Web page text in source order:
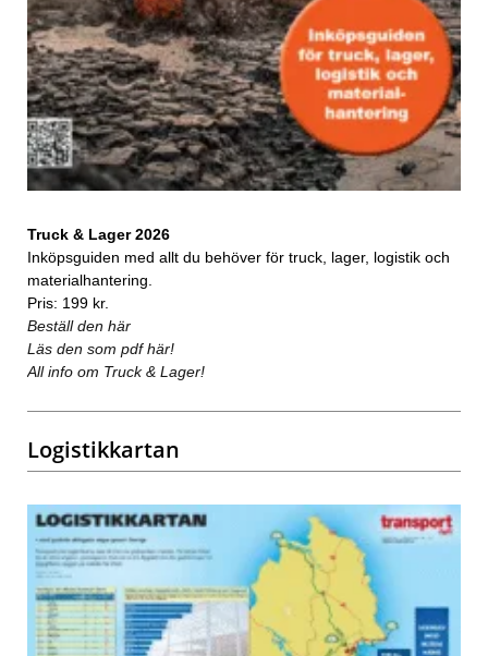
Truck & Lager 2026
Inköpsguiden med allt du behöver för truck, lager, logistik och
materialhantering.
Pris: 199 kr.
Beställ den här
Läs den som pdf här!
All info om Truck & Lager!
Logistikkartan